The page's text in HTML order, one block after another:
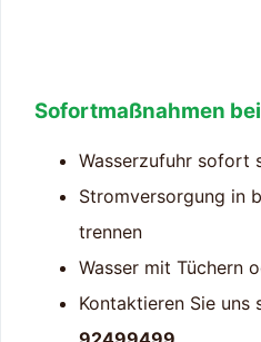
Sofortmaßnahmen
Wasserzufuhr sofort
Stromversorgung in
trennen
Wasser mit Tüchern
Kontaktieren Sie uns